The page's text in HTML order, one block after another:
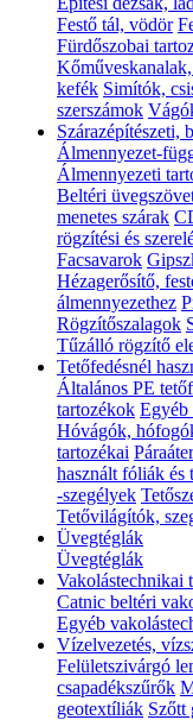
Festő tál, vödör
Fürdőszobai
kefék Simítók,
szerszámok
Szárazépítészeti,
Álmennyezet-
Álmennyezeti
Beltéri
menetes szárak
rögzítési és
Facsavarok
Hézagerősítő,
álmennyezethez
Rögzítőszalagok
Tűzálló rögzítő
Tetőfedésnél
Általános PE
tartozékok Egyéb
Hóvágók,
tartozékai
használt fóliák és
-szegélyek
Tetővilágítók,
Üvegtéglák
Üvegtéglák
Vakolástechnikai
Catnic beltéri
Egyéb
Vízelvezetés,
Felületszivárgó
csapadékszűrők
geotextíliák Szőtt